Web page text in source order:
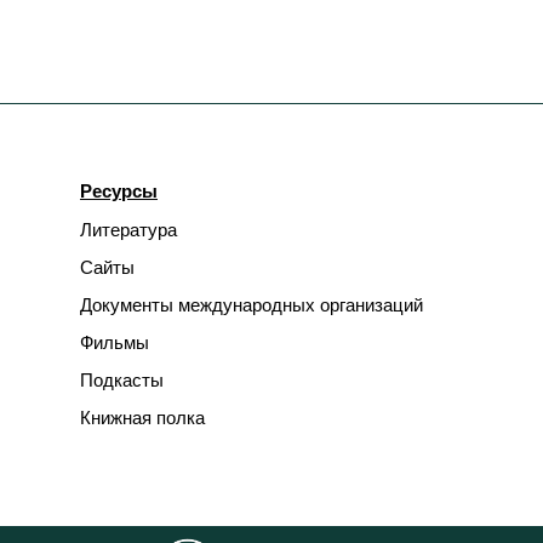
Ресурсы
Литература
Сайты
Документы международных организаций
Фильмы
Подкасты
Книжная полка